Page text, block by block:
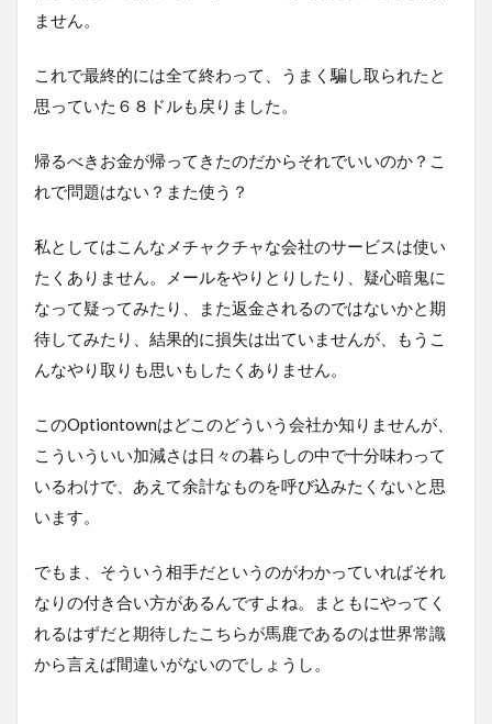
ません。
これで最終的には全て終わって、うまく騙し取られたと
思っていた６８ドルも戻りました。
帰るべきお金が帰ってきたのだからそれでいいのか？こ
れで問題はない？また使う？
私としてはこんなメチャクチャな会社のサービスは使い
たくありません。メールをやりとりしたり、疑心暗鬼に
なって疑ってみたり、また返金されるのではないかと期
待してみたり、結果的に損失は出ていませんが、もうこ
んなやり取りも思いもしたくありません。
このOptiontownはどこのどういう会社か知りませんが、
こういういい加減さは日々の暮らしの中で十分味わって
いるわけで、あえて余計なものを呼び込みたくないと思
います。
でもま、そういう相手だというのがわかっていればそれ
なりの付き合い方があるんですよね。まともにやってく
れるはずだと期待したこちらが馬鹿であるのは世界常識
から言えば間違いがないのでしょうし。